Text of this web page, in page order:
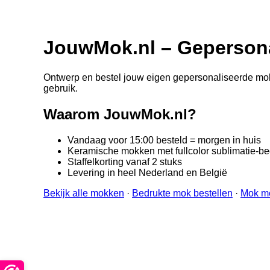
JouwMok.nl –
Ontwerp en bestel jouw eigen gepersonaliseerde
gebruik.
Waarom JouwMok.nl?
Vandaag voor 15:00 besteld = morgen in huis
Keramische mokken met fullcolor sublimatie-
Staffelkorting vanaf 2 stuks
Levering in heel Nederland en België
Bekijk alle mokken · Bedrukte mok bestellen · Mok